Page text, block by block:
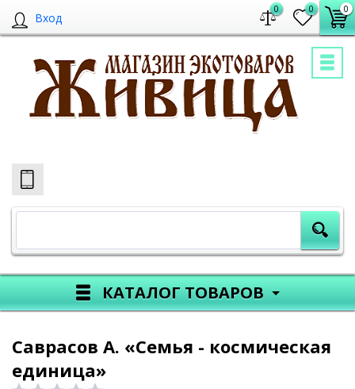
Вход
0 0 0
КАТАЛОГ ТОВАРОВ
Саврасов А. «Семья - космическая
единица»